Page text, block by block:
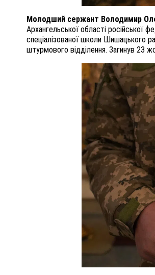
Молодший сержант Володимир
Архангельської області російської
спеціалізованої школи Шишацького
штурмового відділення. Загинув 23